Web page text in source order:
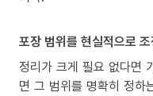
포장 범위를 현실적으로 조
정리가 크게 필요 없다면
면 그 범위를 명확히 정하